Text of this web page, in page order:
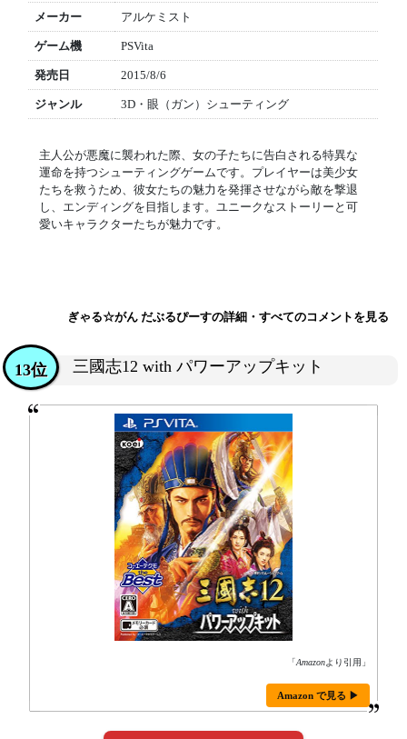
メーカー アルケミスト
ゲーム機 PSVita
発売日 2015/8/6
ジャンル 3D・眼（ガン）シューティング
主人公が悪魔に襲われた際、女の子たちに告白される特異な
運命を持つシューティングゲームです。プレイヤーは美少女
たちを救うため、彼女たちの魅力を発揮させながら敵を撃退
し、エンディングを目指します。ユニークなストーリーと可
愛いキャラクターたちが魅力です。
ぎゃる☆がん だぶるぴーすの詳細・すべてのコメントを見る
三國志12 with パワーアップキット
13位
「Amazonより引用」
Amazon で見る ▶